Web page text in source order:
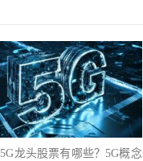
5G龙头股票有哪些？5G概念